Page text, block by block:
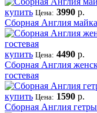
купить Цена: 3990 р.
Сборная Англия
купить Цена: 4490 р.
Сборная Англия
гостевая
купить Цена: 1590 р.
Сборная Англия